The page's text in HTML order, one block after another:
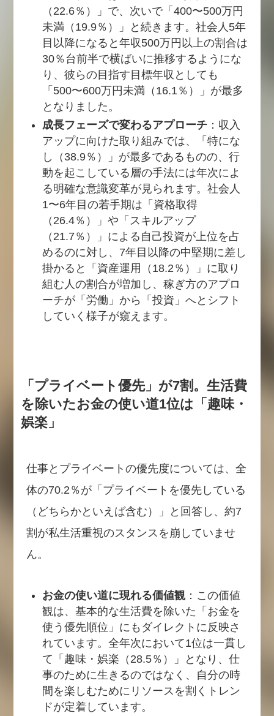
（22.6％）」で、次いで「400〜500万円
未満（19.9％）」と続きます。社会人5年
目以降になると年収500万円以上の割合は
30％台前半で横ばいに推移するようにな
り、彼らの目指す目標年収としても
「500〜600万円未満（16.1％）」が最多
となりました。
成長フェーズで変わるアプローチ ：収入
アップに向けた取り組みでは、「特にな
し（38.9％）」が最多であるものの、行
動を起こしている層の手法には年次によ
る明確な意識変革が見られます。社会人
1〜6年目の若手期は「資格取得
（26.4％）」や「スキルアップ
（21.7％）」による自己投資が上位を占
めるのに対し、7年目以降の中堅期に差し
掛かると「資産運用（18.2％）」に取り
組む人の割合が増加し、稼ぎ方のアプロ
ーチが「労働」から「投資」へとシフト
していく様子が窺えます。
「プライベート優先」が7割。生活費
を除いたお金の使い道1位は「趣味・
娯楽」
仕事とプライベートの優先度については、全
体の70.2％が「プライベートを優先している
（どちらかといえば含む）」と回答し、約7
割が私生活重視のスタンスを崩していませ
ん。
お金の使い道に現れる価値観：この価値
観は、基本的な生活費を除いた「お金を
使う優先順位」にもダイレクトに反映さ
れています。全年次において1位は一貫し
て「趣味・娯楽（28.5％）」となり、仕
事のために生きるのではなく、自分の時
間を楽しむためにリソースを割くトレン
ドが定着しています。